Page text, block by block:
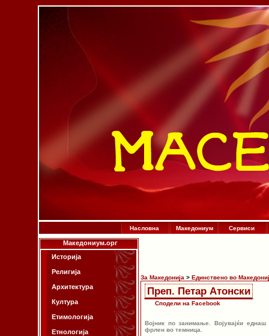
Насловна Македониум Сервиси
Македониум.орг
Историја
Религија
Архитектура
Култура
Етимологија
Етнологија
За Македонија > Единствено во
Преп. Петар Атонски
Сподели на Facebook
Војник по занимање. Војувајќи
фрлен во темница.